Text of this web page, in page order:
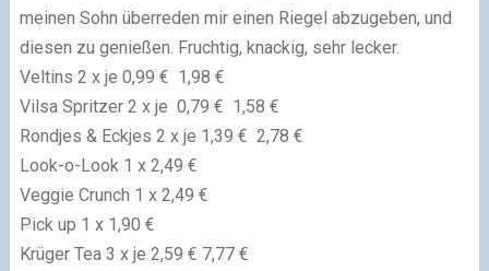
meinen Sohn überreden mir einen Riegel abzugeben, und
diesen zu genießen. Fruchtig, knackig, sehr lecker.
Veltins 2 x je 0,99 € 1,98 €
Vilsa Spritzer 2 x je 0,79 € 1,58 €
Rondjes & Eckjes 2 x je 1,39 € 2,78 €
Look-o-Look 1 x 2,49 €
Veggie Crunch 1 x 2,49 €
Pick up 1 x 1,90 €
Krüger Tea 3 x je 2,59 € 7,77 €